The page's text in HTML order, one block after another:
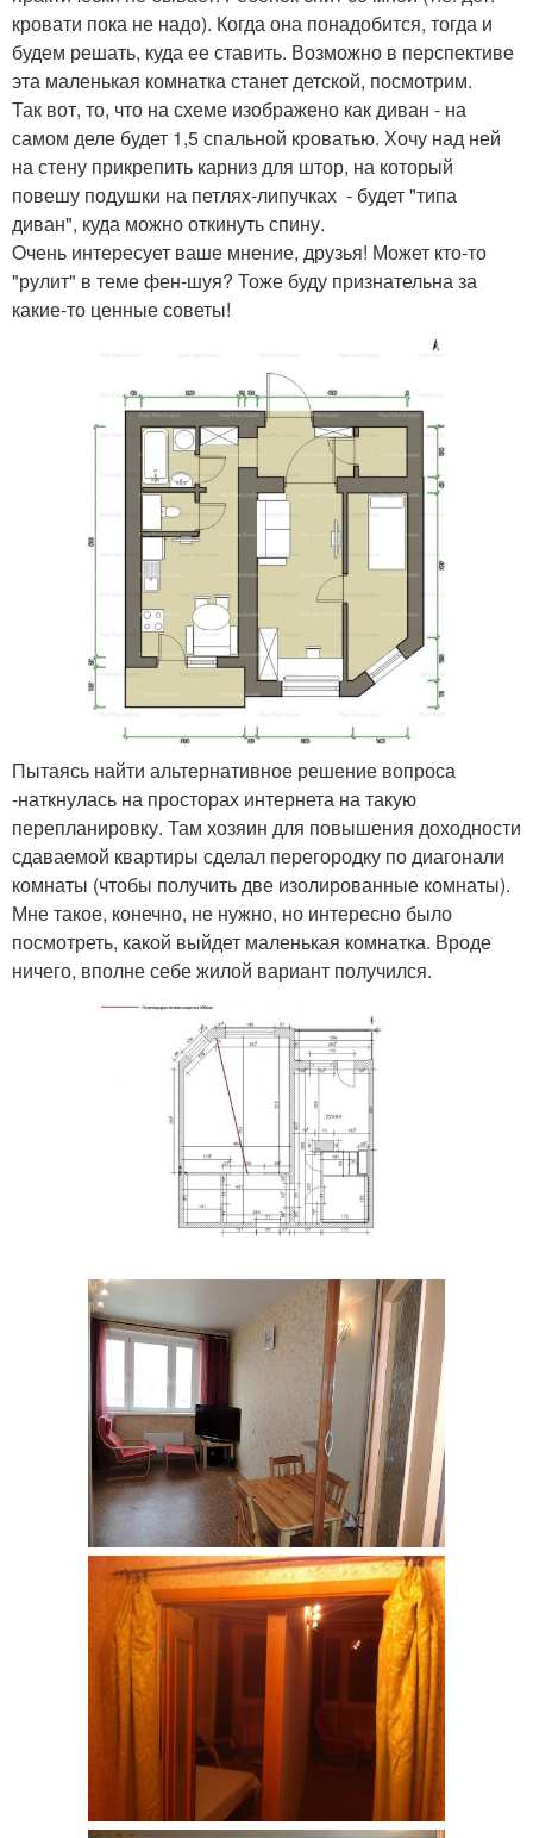
кровати пока не надо). Когда она понадобится, тогда и
будем решать, куда ее ставить. Возможно в перспективе
эта маленькая комнатка станет детской, посмотрим.
Так вот, то, что на схеме изображено как диван - на
самом деле будет 1,5 спальной кроватью. Хочу над ней
на стену прикрепить карниз для штор, на который
повешу подушки на петлях-липучках - будет "типа
диван", куда можно откинуть спину.
Очень интересует ваше мнение, друзья! Может кто-то
"рулит" в теме фен-шуя? Тоже буду признательна за
какие-то ценные советы!
Пытаясь найти альтернативное решение вопроса
-наткнулась на просторах интернета на такую
перепланировку. Там хозяин для повышения доходности
сдаваемой квартиры сделал перегородку по диагонали
комнаты (чтобы получить две изолированные комнаты).
Мне такое, конечно, не нужно, но интересно было
посмотреть, какой выйдет маленькая комнатка. Вроде
ничего, вполне себе жилой вариант получился.